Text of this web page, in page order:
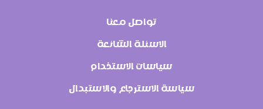
تواصل معنا
الاسئلة الشائعة
سياسات الاستخدام
سياسة الاسترجاع والاستبدال